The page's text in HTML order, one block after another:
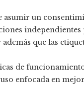
asumir un
que las
de
enfocada en